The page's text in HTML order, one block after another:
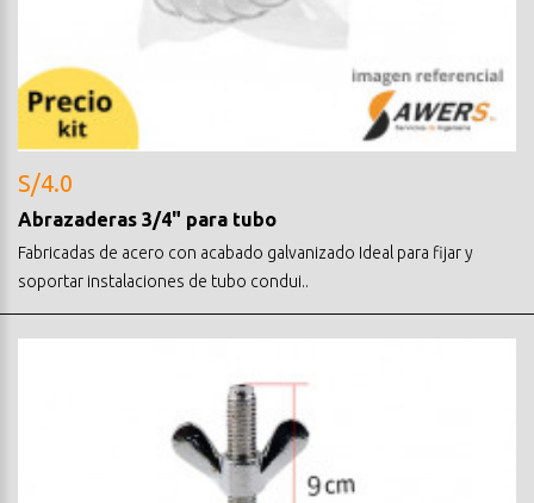
S/4.0
Abrazaderas 3/4" para tubo
Fabricadas de acero con acabado galvanizado Ideal para fijar y
soportar instalaciones de tubo condui..